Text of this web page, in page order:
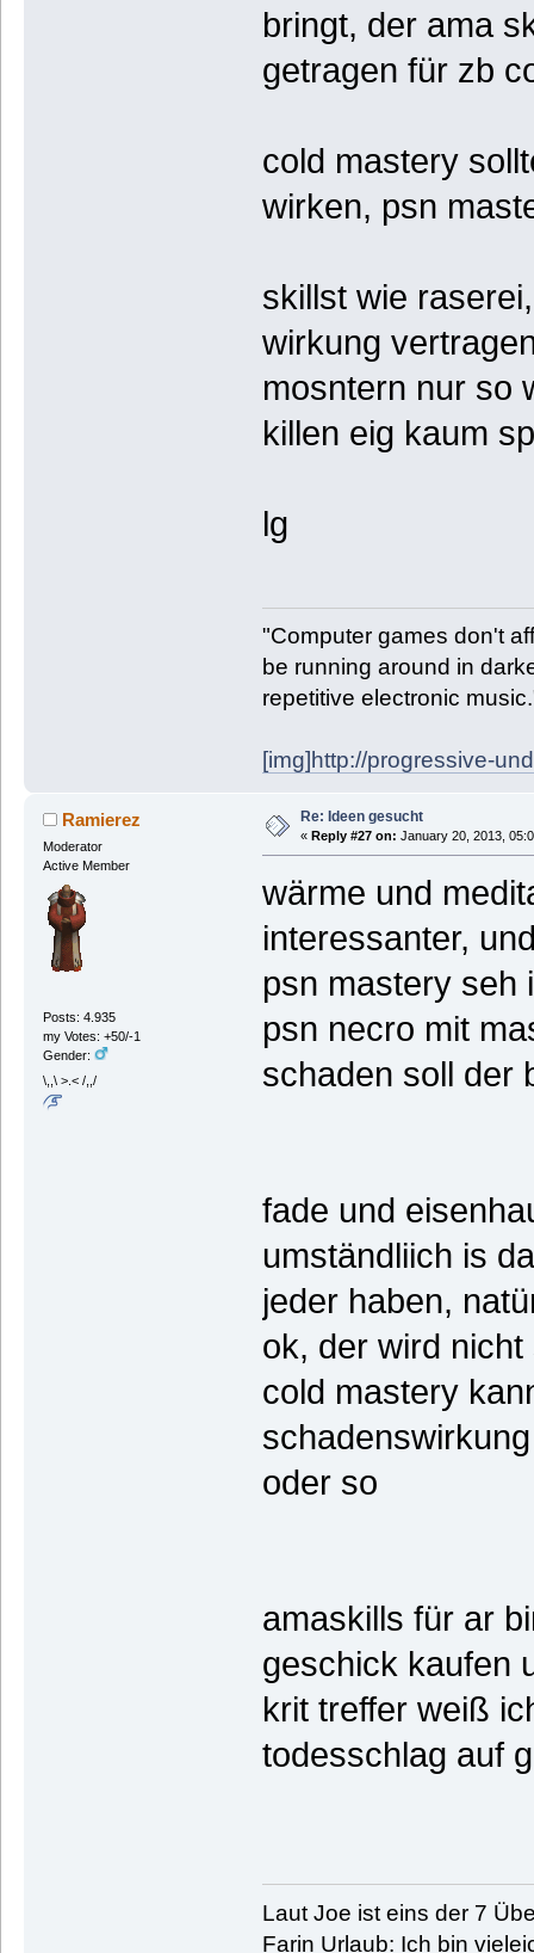
bringt, der ama
getragen für zb
cold mastery
wirken, psn
skillst wie
wirkung
mosntern nur so
killen eig kaum
lg
"Computer games don't
be running around in
repetitive electronic
[img]http://progressive-
Ramierez
Moderator
Active Member
Posts: 4.935
my Votes: +50/-1
Gender:
\,,\ >.< /,,/
Re: Ideen gesucht
« Reply #27 on: January 20, 2013,
wärme und
interessanter,
psn mastery seh
psn necro mit
schaden soll der
fade und
umständliich is
jeder haben,
ok, der wird
cold mastery
oder so
amaskills für ar
geschick kaufen
krit treffer weiß
todesschlag auf
Laut Joe ist eins der 7
Farin Urlaub: Ich bin